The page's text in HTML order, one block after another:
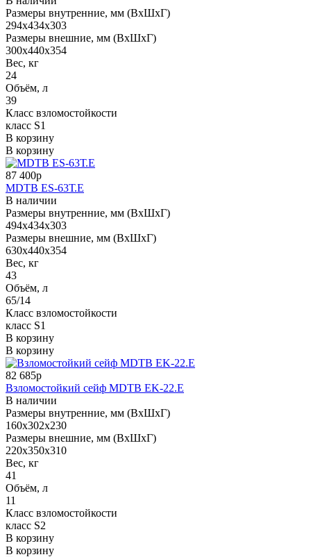
Размеры внутренние, мм (ВхШхГ)
294x434x303
Размеры внешние, мм (ВхШхГ)
300x440x354
Вес, кг
24
Объём, л
39
Класс взломостойкости
класс S1
В корзину
В корзину
87 400р
MDTB ES-63Т.Е
В наличии
Размеры внутренние, мм (ВхШхГ)
494x434x303
Размеры внешние, мм (ВхШхГ)
630x440x354
Вес, кг
43
Объём, л
65/14
Класс взломостойкости
класс S1
В корзину
В корзину
82 685р
Взломостойкий сейф MDTB EK-22.E
В наличии
Размеры внутренние, мм (ВхШхГ)
160x302x230
Размеры внешние, мм (ВхШхГ)
220x350x310
Вес, кг
41
Объём, л
11
Класс взломостойкости
класс S2
В корзину
В корзину